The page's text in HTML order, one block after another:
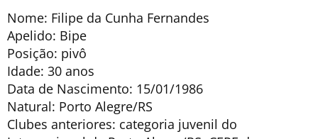
Nome: Filipe da Cunha Fernandes
Apelido: Bipe
Posição: pivô
Idade: 30 anos
Data de Nascimento: 15/01/1986
Natural: Porto Alegre/RS
Clubes anteriores: categoria juvenil do